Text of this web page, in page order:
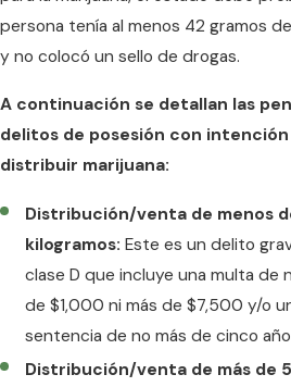
persona tenía al menos 42 gramos
y no colocó un sello de drogas.
A continuación se detallan las
delitos de posesión con intención
distribuir marijuana:
Distribución/venta de menos
kilogramos:Este es un delito
clase D que incluye una multa de
de $1,000 ni más de $7,500 y/o
sentencia de no más de cinco
Distribución/venta de más de